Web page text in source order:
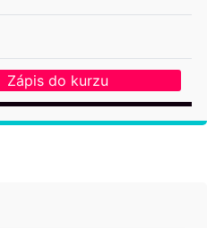
Zápis do kurzu